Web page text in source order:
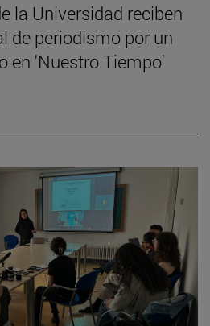
la Universidad reciben
de periodismo por un
en 'Nuestro Tiempo'